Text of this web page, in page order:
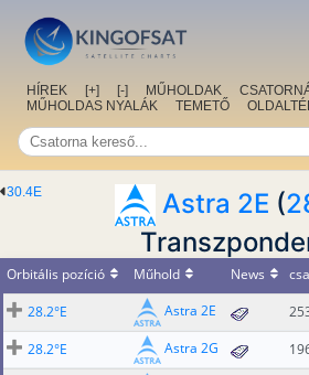
HÍREK [+] [-] MŰHOLDAK
MŰHOLDAS NYALÁK
TEMETŐ
30.4E Astra 2E (
Orbitális pozíció Műhold News
28.2°E
Astra 2E
28.2°E
Astra 2G